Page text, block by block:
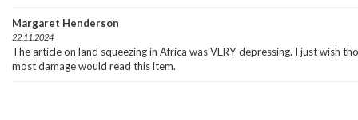
Margaret Henderson
22.11.2024
The article on land squeezing in Africa was VERY depressing. I just wish
most damage would read this item.